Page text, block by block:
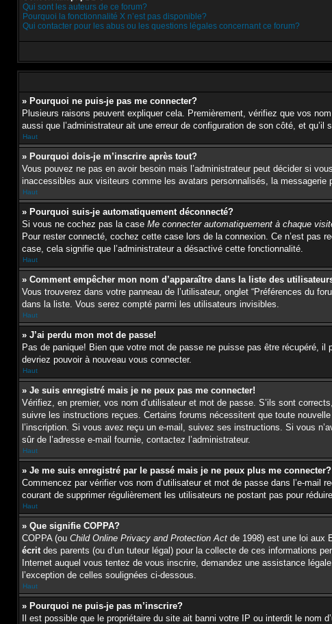
Qui sont les auteurs de ce forum?
Pourquoi la fonctionnalité X n’est pas disponible?
Qui contacter pour les abus ou les questions légales concernant ce forum?
» Pourquoi ne puis-je pas me connecter?
Plusieurs raisons peuvent expliquer cela. Premièrement, vérifiez que vos
aussi que l’administrateur ait une erreur de configuration de son côté, et qu’il
Haut
» Pourquoi dois-je m’inscrire après tout?
Vous pouvez ne pas en avoir besoin mais l’administrateur peut décider si
inaccessibles aux visiteurs comme les avatars personnalisés, la messagerie
Haut
» Pourquoi suis-je automatiquement déconnecté?
Si vous ne cochez pas la case Me connecter automatiquement à chaque
Pour rester connecté, cochez cette case lors de la connexion. Ce n’est
case, cela signifie que l’administrateur a désactivé cette fonctionnalité.
Haut
» Comment empêcher mon nom d’apparaître dans la liste des
Vous trouverez dans votre panneau de l’utilisateur, onglet “Préférences du
dans la liste. Vous serez compté parmi les utilisateurs invisibles.
Haut
» J’ai perdu mon mot de passe!
Pas de panique! Bien que votre mot de passe ne puisse pas être récupéré,
devriez pouvoir à nouveau vous connecter.
Haut
» Je suis enregistré mais je ne peux pas me connecter!
Vérifiez, en premier, vos nom d’utilisateur et mot de passe. S’ils sont
suivre les instructions reçues. Certains forums nécessitent que toute
l’inscription. Si vous avez reçu un e-mail, suivez ses instructions. Si vous
sûr de l’adresse e-mail fournie, contactez l’administrateur.
Haut
» Je me suis enregistré par le passé mais je ne peux plus me
Commencez par vérifier vos nom d’utilisateur et mot de passe dans l’e-
courant de supprimer régulièrement les utilisateurs ne postant pas pour
Haut
» Que signifie COPPA?
COPPA (ou Child Online Privacy and Protection Act de 1998) est une loi aux
écritdes parents (ou d’un tuteur légal) pour la collecte de ces informations
Internet auquel vous tentez de vous inscrire, demandez une assistance
l’exception de celles soulignées ci-dessous.
Haut
» Pourquoi ne puis-je pas m’inscrire?
Il est possible que le propriétaire du site ait banni votre IP ou interdit le nom